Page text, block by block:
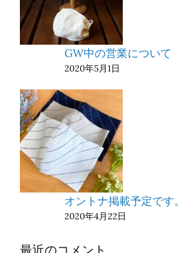
GW中の営業について
2020年5月1日
オントナ掲載予定です。
2020年4月22日
最近のコメント